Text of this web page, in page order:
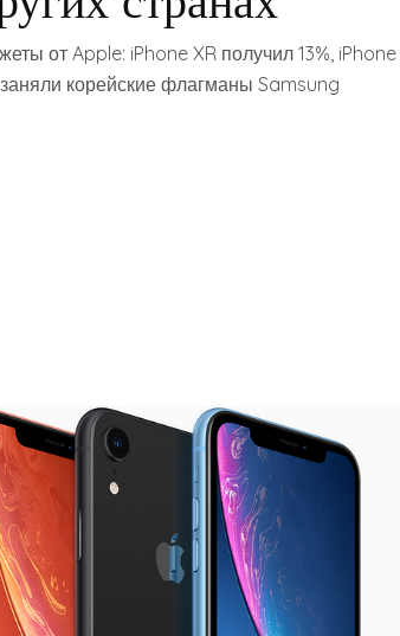
от Apple: iPhone XR получил 13%, iPhone
корейские флагманы Samsung